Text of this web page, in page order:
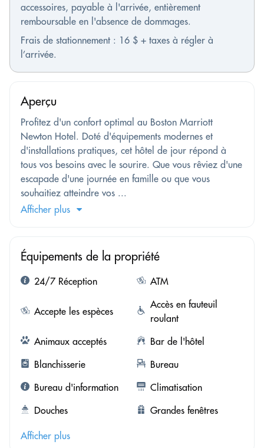
accessoires, payable à l'arrivée, entièrement
remboursable en l'absence de dommages.
Frais de stationnement : 16 $ + taxes à régler à
l’arrivée.
Aperçu
Profitez d'un confort optimal au Boston Marriott
Newton Hotel. Doté d'équipements modernes et
d'installations pratiques, cet hôtel de jour répond à
tous vos besoins avec le sourire. Que vous rêviez d'une
escapade d'une journée en famille ou que vous
souhaitiez atteindre vos ...
Afficher plus
Équipements de la propriété
24/7 Réception ATM
Accepte les espèces
Accès en fauteuil
roulant
Animaux acceptés
Bar de l'hôtel
Blanchisserie
Bureau
Bureau d'information
Climatisation
Douches
Grandes fenêtres
Afficher plus